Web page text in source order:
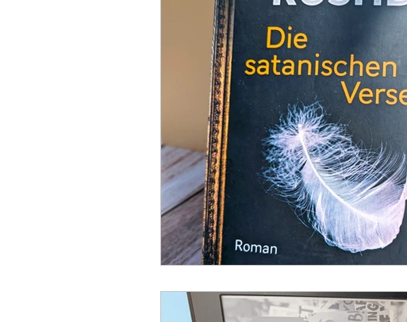
Kinder- und Jugendliteratur Fantasy
Freunde & Familie Sachbuch